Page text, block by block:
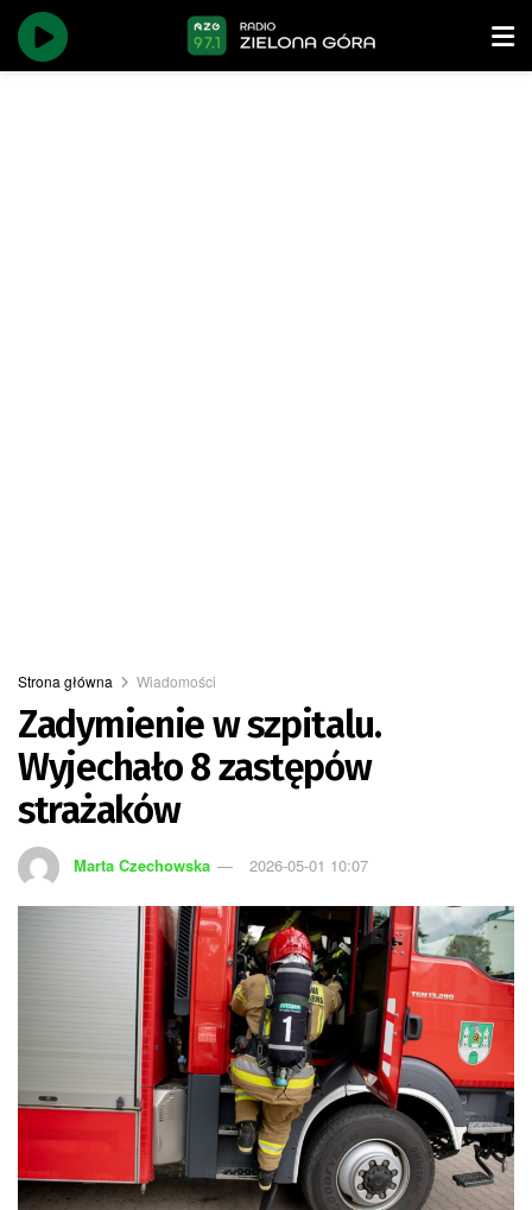
Strona główna Wiadomości
Zadymienie w szpitalu.
Wyjechało 8 zastępów
strażaków
Marta Czechowska 2026-05-01 10:07